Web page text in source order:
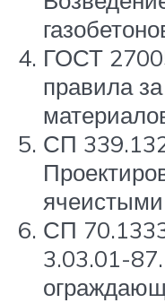
ГОСТ
правила
СП
СП
3.03.01-